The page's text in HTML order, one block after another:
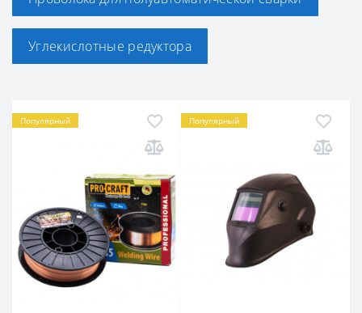
Углекислотные редуктора
Популярный Популярный